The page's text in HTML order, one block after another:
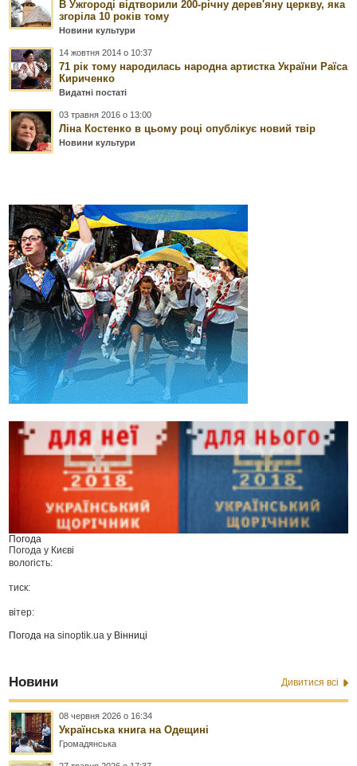
В Ужгороді відтворили 200-річну дерев'яну церкву, яка
згоріла 10 років тому
Новини культури
14 жовтня 2014 о 10:37
71 рік тому народилась народна артистка України Раїса
Кириченко
Видатні постаті
03 травня 2016 о 13:00
Ліна Костенко в цьому році опублікує новий твір
Новини культури
Погода
Погода у Києві
вологість:
тиск:
вітер:
Погода наsinoptik.ua у Вінниці
Новини Дивитися всі
08 червня 2026 о 16:34
Українська книга на Одещині
Громадянська